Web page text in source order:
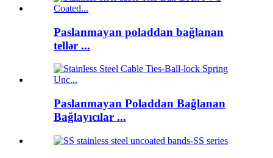
Paslanmayan poladdan bağlanan
tellər ...
Paslanmayan Poladdan Bağlanan
Bağlayıcılar ...